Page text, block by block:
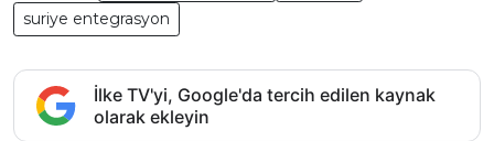
suriye entegrasyon
İlke TV'yi, Google'da tercih edilen kaynak
olarak ekleyin